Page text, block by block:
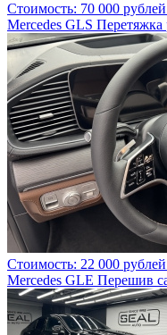
Стоимость: 70 000
Mercedes GLS Перетяжка
Стоимость: 22 000
Mercedes GLE Перешив